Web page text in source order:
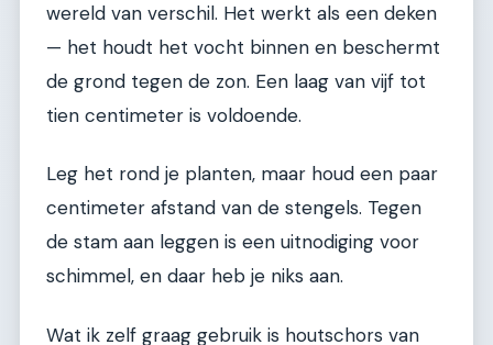
wereld van verschil. Het werkt als een deken
— het houdt het vocht binnen en beschermt
de grond tegen de zon. Een laag van vijf tot
tien centimeter is voldoende.
Leg het rond je planten, maar houd een paar
centimeter afstand van de stengels. Tegen
de stam aan leggen is een uitnodiging voor
schimmel, en daar heb je niks aan.
Wat ik zelf graag gebruik is houtschors van